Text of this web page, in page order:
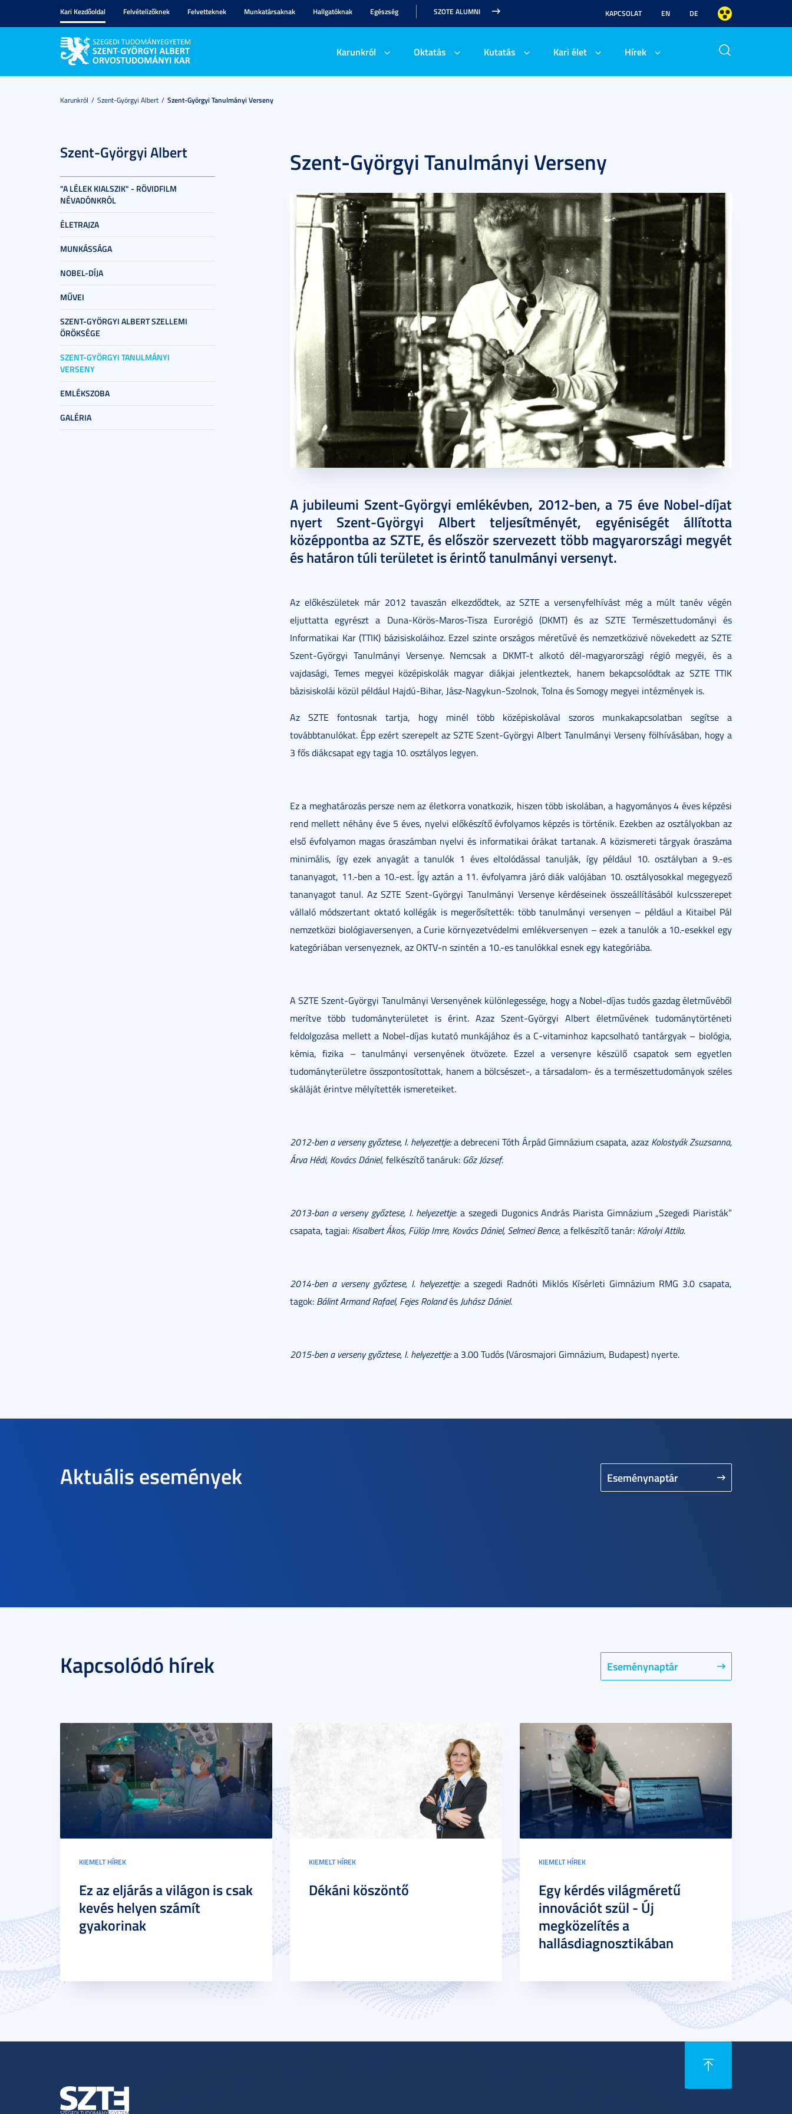
Kari Kezdőoldal Felvételizőknek Felvetteknek Munkatársaknak Hallgatóknak Egészség SZOTE ALUMNI KAPCSOLAT EN DE
Karunkról Oktatás Kutatás Kari élet Hírek
Karunkról Szent-Györgyi Albert Szent-Györgyi Tanulmányi Verseny
Szent-Györgyi Albert
"A LÉLEK KIALSZIK" - RÖVIDFILM
NÉVADÓNKRÓL
ÉLETRAJZA
MUNKÁSSÁGA
NOBEL-DÍJA
MŰVEI
SZENT-GYÖRGYI ALBERT SZELLEMI
ÖRÖKSÉGE
SZENT-GYÖRGYI TANULMÁNYI
VERSENY
EMLÉKSZOBA
GALÉRIA
Szent-Györgyi Tanulmányi Verseny
A jubileumi Szent-Györgyi emlékévben, 2012-ben, a 75 éve Nobel-díjat
nyert Szent-Györgyi Albert teljesítményét, egyéniségét állította
középpontba az SZTE, és először szervezett több magyarországi megyét
és határon túli területet is érintő tanulmányi versenyt.
Az előkészületek már 2012 tavaszán elkezdődtek, az SZTE a versenyfelhívást még a múlt tanév végén
eljuttatta egyrészt a Duna-Körös-Maros-Tisza Eurorégió (DKMT) és az SZTE Természettudományi és
Informatikai Kar (TTIK) bázisiskoláihoz. Ezzel szinte országos méretűvé és nemzetközivé növekedett az SZTE
Szent-Györgyi Tanulmányi Versenye. Nemcsak a DKMT-t alkotó dél-magyarországi régió megyéi, és a
vajdasági, Temes megyei középiskolák magyar diákjai jelentkeztek, hanem bekapcsolódtak az SZTE TTIK
bázisiskolái közül például Hajdú-Bihar, Jász-Nagykun-Szolnok, Tolna és Somogy megyei intézmények is.
Az SZTE fontosnak tartja, hogy minél több középiskolával szoros munkakapcsolatban segítse a
továbbtanulókat. Épp ezért szerepelt az SZTE Szent-Györgyi Albert Tanulmányi Verseny fölhívásában, hogy a
3 fős diákcsapat egy tagja 10. osztályos legyen.
Ez a meghatározás persze nem az életkorra vonatkozik, hiszen több iskolában, a hagyományos 4 éves képzési
rend mellett néhány éve 5 éves, nyelvi előkészítő évfolyamos képzés is történik. Ezekben az osztályokban az
első évfolyamon magas óraszámban nyelvi és informatikai órákat tartanak. A közismereti tárgyak óraszáma
minimális, így ezek anyagát a tanulók 1 éves eltolódással tanulják, így például 10. osztályban a 9.-es
tananyagot, 11.-ben a 10.-est. Így aztán a 11. évfolyamra járó diák valójában 10. osztályosokkal megegyező
tananyagot tanul. Az SZTE Szent-Györgyi Tanulmányi Versenye kérdéseinek összeállításából kulcsszerepet
vállaló módszertant oktató kollégák is megerősítették: több tanulmányi versenyen – például a Kitaibel Pál
nemzetközi biológiaversenyen, a Curie környezetvédelmi emlékversenyen – ezek a tanulók a 10.-esekkel egy
kategóriában versenyeznek, az OKTV-n szintén a 10.-es tanulókkal esnek egy kategóriába.
A SZTE Szent-Györgyi Tanulmányi Versenyének különlegessége, hogy a Nobel-díjas tudós gazdag életművéből
merítve több tudományterületet is érint. Azaz Szent-Györgyi Albert életművének tudománytörténeti
feldolgozása mellett a Nobel-díjas kutató munkájához és a C-vitaminhoz kapcsolható tantárgyak – biológia,
kémia, fizika – tanulmányi versenyének ötvözete. Ezzel a versenyre készülő csapatok sem egyetlen
tudományterületre összpontosítottak, hanem a bölcsészet-, a társadalom- és a természettudományok széles
skáláját érintve mélyítették ismereteiket.
2012-ben a verseny győztese, I. helyezettje:a debreceni Tóth Árpád Gimnázium csapata, azaz Kolostyák Zsuzsanna,
Árva Hédi, Kovács Dániel, felkészítő tanáruk: Gőz József.
2013-ban a verseny győztese, I. helyezettje:a szegedi Dugonics András Piarista Gimnázium „Szegedi Piaristák”
csapata, tagjai: Kisalbert Ákos, Fülöp Imre, Kovács Dániel, Selmeci Bence, a felkészítő tanár: Károlyi Attila.
2014-ben a verseny győztese, I. helyezettje:a szegedi Radnóti Miklós Kísérleti Gimnázium RMG 3.0 csapata,
tagok: Bálint Armand Rafael, Fejes Rolandés Juhász Dániel.
2015-ben a verseny győztese, I. helyezettje:a 3.00 Tudós (Városmajori Gimnázium, Budapest) nyerte.
Aktuális események Eseménynaptár
Kapcsolódó hírek Eseménynaptár
KIEMELT HÍREK
Ez az eljárás a világon is csak
kevés helyen számít
gyakorinak
KIEMELT HÍREK
Dékáni köszöntő
KIEMELT HÍREK
Egy kérdés világméretű
innovációt szül - Új
megközelítés a
hallásdiagnosztikában